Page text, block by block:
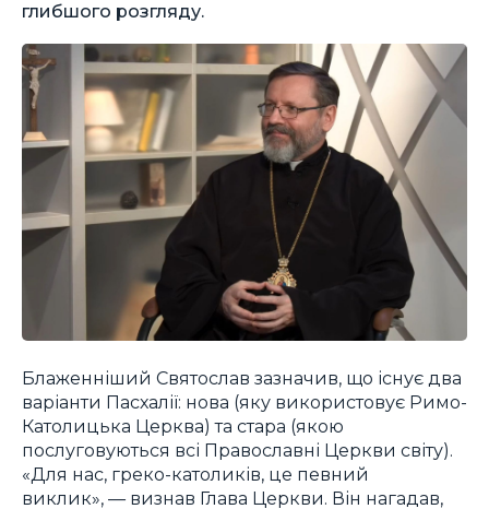
глибшого розгляду.
Блаженніший Святослав зазначив, що існує два
варіанти Пасхалії: нова (яку використовує Римо-
Католицька Церква) та стара (якою
послуговуються всі Православні Церкви світу).
«Для нас, греко-католиків, це певний
виклик», — визнав Глава Церкви. Він нагадав,